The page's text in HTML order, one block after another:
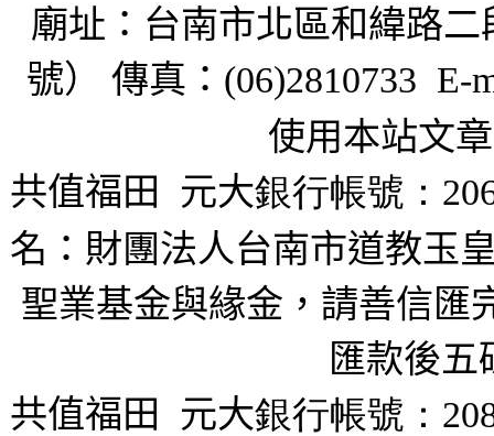
廟址：台南市北區和緯路二
號） 傳真： (06)2810733 E-
使用本站文
共值福田
元大銀行帳號：
名：財團法人台南市道教玉
聖業基金與緣金，請善信匯
匯款後五
共值福田
元大銀行帳號：